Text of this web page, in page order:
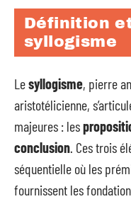
Définition
syllogisme
Lesyllogisme, pierre
aristotélicienne,
majeures : les
conclusion . Ces trois
séquentielle où les
fournissent les